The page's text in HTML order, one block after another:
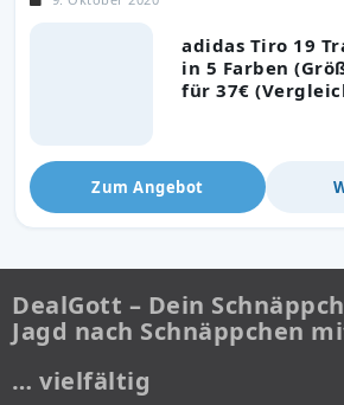
adidas Tiro 19
in 5 Farben
für 37€
Zum Angebot
DealGott – Dein
Jagd nach Schnäppchen
… vielfältig